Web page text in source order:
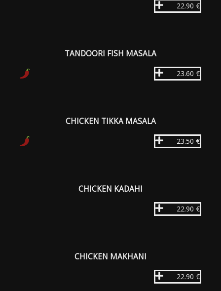
22.90 €
TANDOORI FISH MASALA
23.60 €
CHICKEN TIKKA MASALA
23.50 €
CHICKEN KADAHI
22.90 €
CHICKEN MAKHANI
22.90 €